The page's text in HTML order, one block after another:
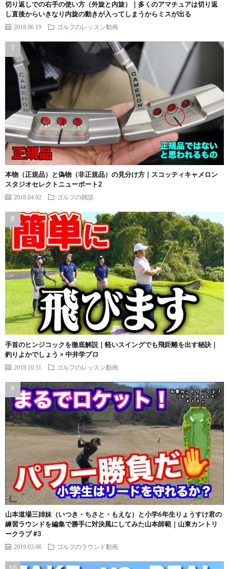
切り返しでの右手の使い方（外旋と内旋）｜多くのアマチュアは切り返
し直後からいきなり内旋の動きが入ってしまうからミスが出る
2018.06.19 ゴルフのレッスン動画
本物（正規品）と偽物（非正規品）の見分け方｜スコッティキャメロン
スタジオセレクトニューポート2
2018.04.02 ゴルフの雑談
手首のヒンジコックを徹底解説｜軽いスイングでも飛距離を出す秘訣｜
釣りよかでしょう × 中井学プロ
2018.10.31 ゴルフのレッスン動画
山本道場三姉妹（いつき・ちさと・もえな）と小学6年生りょうすけ君の
練習ラウンドを編集で勝手に対決風にしてみた山本師範｜山東カントリ
ークラブ #3
2019.03.06 ゴルフのラウンド動画